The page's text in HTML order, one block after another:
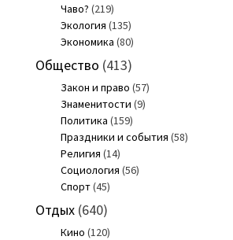
Чаво? (219)
Экология (135)
Экономика (80)
Общество (413)
Закон и право (57)
Знаменитости (9)
Политика (159)
Праздники и события (58)
Религия (14)
Социология (56)
Спорт(45)
Отдых(640)
Кино (120)